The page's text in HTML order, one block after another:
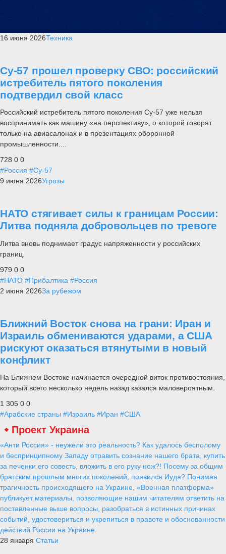
16 июня 2026Техника
Су-57 прошел проверку СВО: российский
истребитель пятого поколения
подтвердил свой класс
Российский истребитель пятого поколения Су-57 уже нельзя
воспринимать как машину «на перспективу», о которой говорят
только на авиасалонах и в презентациях оборонной
промышленности....
728 0 0
#Россия #Су-57
9 июня 2026Угрозы
НАТО стягивает силы к границам России:
Литва подняла добровольцев по тревоге
Литва вновь поднимает градус напряженности у российских
границ.
979 0 0
#НАТО #Прибалтика #Россия
2 июня 2026За рубежом
Ближний Восток снова на грани: Иран и
Израиль обмениваются ударами, а США
рискуют оказаться втянутыми в новый
конфликт
На Ближнем Востоке начинается очередной виток противостояния,
который всего несколько недель назад казался маловероятным.
1 305 0 0
#Арабские страны #Израиль #Иран #США
Проект Украина
«Анти Россия» - неужели это реальность? Как удалось бесполому
и беспринципному Западу отравить сознание нашего брата, купить
за печенки его совесть, вложить в его руку нож?! Посему за общим
братским прошлым многих поколений, появился Иуда? Понимая
трагичность происходящего на Украине, «Военная платформа»
публикует материалы, позволяющие нашим читателям ответить на
поставленные выше вопросы, разобраться в истинных причинах
событий, удостовериться и укрепиться в правоте и обоснованности
действий России на Украине.
28 января Статьи